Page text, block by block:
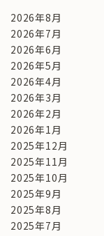
2026年8月
2026年7月
2026年6月
2026年5月
2026年4月
2026年3月
2026年2月
2026年1月
2025年12月
2025年11月
2025年10月
2025年9月
2025年8月
2025年7月